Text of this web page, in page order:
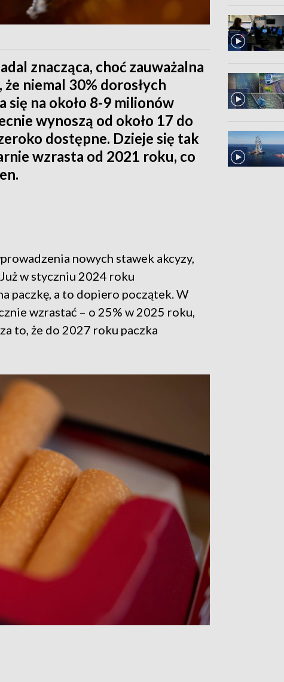
znacząca, choć zauważalna
niemal 30% dorosłych
się na około 8-9 milionów
wynoszą od około 17 do
dostępne. Dzieje się tak
wzrasta od 2021 roku, co
nowych stawek akcyzy,
w styczniu 2024 roku
paczkę, a to dopiero początek. W
wzrastać – o 25% w 2025 roku,
to, że do 2027 roku paczka